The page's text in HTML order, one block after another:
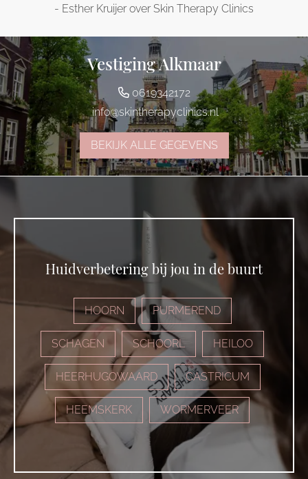
- Esther Kruijer over Skin Therapy Clinics
Vestiging Alkmaar
0619342172
info@skintherapyclinics.nl
BEKIJK ALLE GEGEVENS
Huidverbetering bij jou in de buurt
HOORN PURMEREND
SCHAGEN SCHOORL HEILOO
HEERHUGOWAARD CASTRICUM
HEEMSKERK WORMERVEER